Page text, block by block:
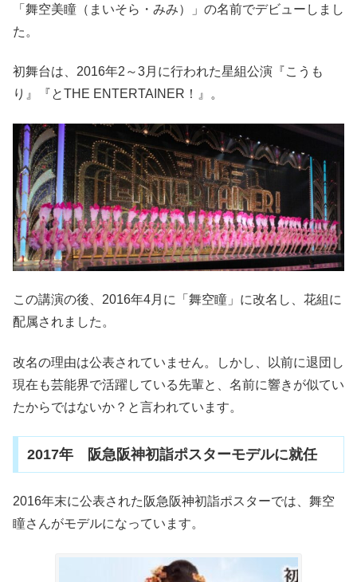
「舞空美瞳（まいそら・みみ）」の名前でデビューしまし
た。
初舞台は、2016年2～3月に行われた星組公演『こうも
り』『とTHE ENTERTAINER！』。
この講演の後、2016年4月に「舞空瞳」に改名し、花組に
配属されました。
改名の理由は公表されていません。しかし、以前に退団し
現在も芸能界で活躍している先輩と、名前に響きが似てい
たからではないか？と言われています。
2017年 阪急阪神初詣ポスターモデルに就任
2016年末に公表された阪急阪神初詣ポスターでは、舞空
瞳さんがモデルになっています。